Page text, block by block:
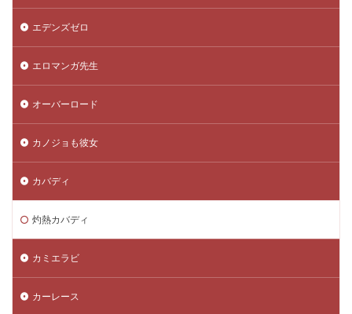
エデンズゼロ
エロマンガ先生
オーバーロード
カノジョも彼女
カバディ
灼熱カバディ
カミエラビ
カーレース